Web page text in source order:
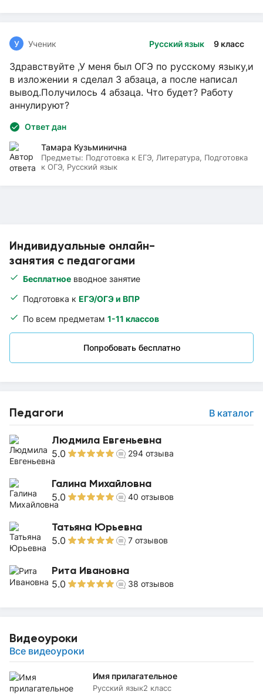
Индивидуальные онлайн-
занятия с педагогами
Бесплатное вводное занятие
Подготовка к ЕГЭ/ОГЭ и ВПР
По всем предметам 1-11 классов
Попробовать бесплатно
Педагоги В каталог
Людмила Евгеньевна
5.0 294 отзыва
Галина Михайловна
5.0 40 отзывов
Татьяна Юрьевна
5.0 7 отзывов
Рита Ивановна
5.0 38 отзывов
Видеоуроки
Все видеоуроки
Имя прилагательное
Русский язык2 класс
Русский язык 9 класс
У Ученик
Здравствуйте ,У меня был ОГЭ по русскому языку,и
в изложении я сделал 3 абзаца, а после написал
вывод.Получилось 4 абзаца. Что будет? Работу
аннулируют?
Ответ дан
Тамара Кузьминична
Предметы: Подготовка к ЕГЭ, Литература, Подготовка
к ОГЭ, Русский язык